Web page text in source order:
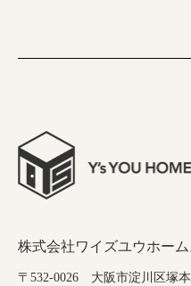
株式会社ワイズユウホー
〒532-0026 大阪市淀川区塚